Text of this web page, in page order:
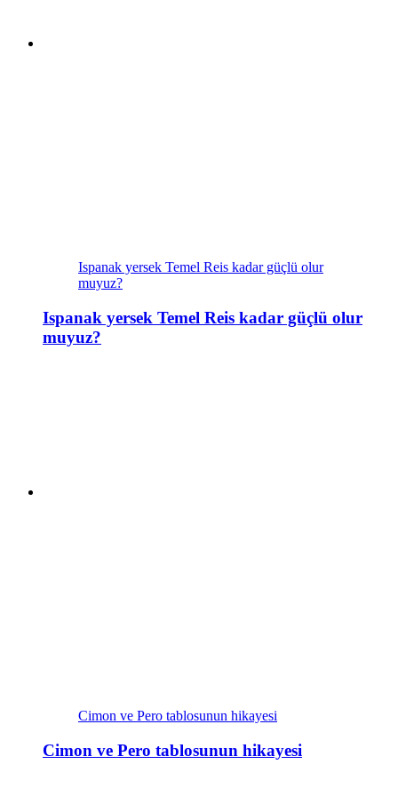
Ispanak yersek Temel Reis kadar güçlü olur
muyuz?
Ispanak yersek Temel Reis kadar güçlü olur
muyuz?
Cimon ve Pero tablosunun hikayesi
Cimon ve Pero tablosunun hikayesi